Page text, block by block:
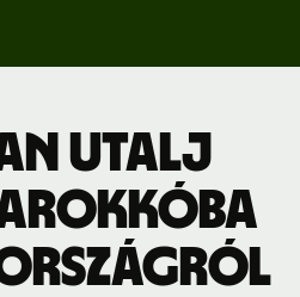
utalj